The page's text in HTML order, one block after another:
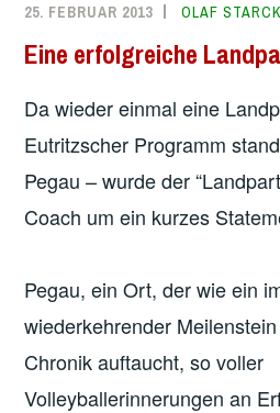
25. FEBRUAR 2013 OLAF
Eine erfolgreiche
Da wieder einmal eine
Eutritzscher Programm
Pegau – wurde der
Coach um ein kurzes
Pegau, ein Ort, der wie ein
wiederkehrender
Chronik auftaucht, so voller
Volleyballerinnerungen an